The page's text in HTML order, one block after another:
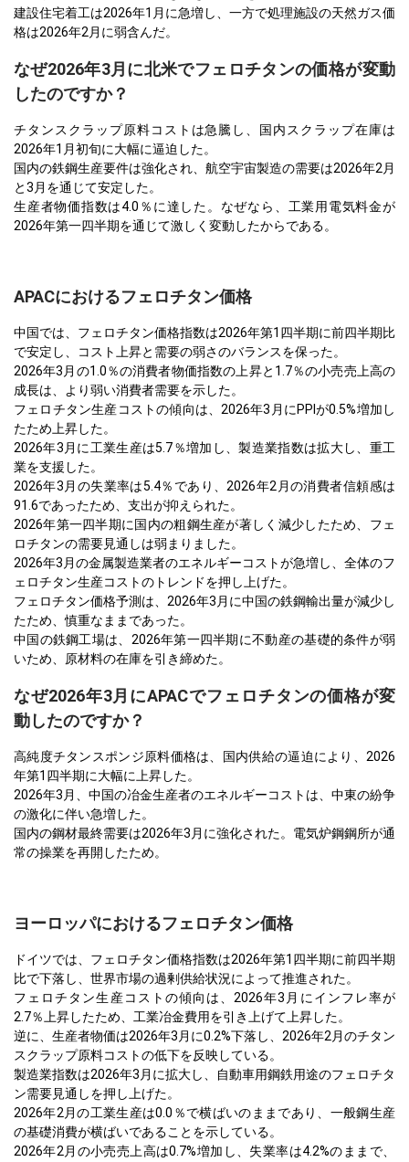
建設住宅着工は2026年1月に急増し、一方で処理施設の天然ガス価
格は2026年2月に弱含んだ。
なぜ2026年3月に北米でフェロチタンの価格が変動
したのですか？
チタンスクラップ原料コストは急騰し、国内スクラップ在庫は
2026年1月初旬に大幅に逼迫した。
国内の鉄鋼生産要件は強化され、航空宇宙製造の需要は2026年2月
と3月を通じて安定した。
生産者物価指数は4.0％に達した。なぜなら、工業用電気料金が
2026年第一四半期を通じて激しく変動したからである。
APACにおけるフェロチタン価格
中国では、フェロチタン価格指数は2026年第1四半期に前四半期比
で安定し、コスト上昇と需要の弱さのバランスを保った。
2026年3月の1.0％の消費者物価指数の上昇と1.7％の小売売上高の
成長は、より弱い消費者需要を示した。
フェロチタン生産コストの傾向は、2026年3月にPPIが0.5%増加し
たため上昇した。
2026年3月に工業生産は5.7％増加し、製造業指数は拡大し、重工
業を支援した。
2026年3月の失業率は5.4％であり、2026年2月の消費者信頼感は
91.6であったため、支出が抑えられた。
2026年第一四半期に国内の粗鋼生産が著しく減少したため、フェ
ロチタンの需要見通しは弱まりました。
2026年3月の金属製造業者のエネルギーコストが急増し、全体のフ
ェロチタン生産コストのトレンドを押し上げた。
フェロチタン価格予測は、2026年3月に中国の鉄鋼輸出量が減少し
たため、慎重なままであった。
中国の鉄鋼工場は、2026年第一四半期に不動産の基礎的条件が弱
いため、原材料の在庫を引き締めた。
なぜ2026年3月にAPACでフェロチタンの価格が変
動したのですか？
高純度チタンスポンジ原料価格は、国内供給の逼迫により、2026
年第1四半期に大幅に上昇した。
2026年3月、中国の冶金生産者のエネルギーコストは、中東の紛争
の激化に伴い急増した。
国内の鋼材最終需要は2026年3月に強化された。電気炉鋼鋼所が通
常の操業を再開したため。
ヨーロッパにおけるフェロチタン価格
ドイツでは、フェロチタン価格指数は2026年第1四半期に前四半期
比で下落し、世界市場の過剰供給状況によって推進された。
フェロチタン生産コストの傾向は、2026年3月にインフレ率が
2.7％上昇したため、工業冶金費用を引き上げて上昇した。
逆に、生産者物価は2026年3月に0.2%下落し、2026年2月のチタン
スクラップ原料コストの低下を反映している。
製造業指数は2026年3月に拡大し、自動車用鋼鉄用途のフェロチタ
ン需要見通しを押し上げた。
2026年2月の工業生産は0.0％で横ばいのままであり、一般鋼生産
の基礎消費が横ばいであることを示している。
2026年2月の小売売上高は0.7%増加し、失業率は4.2%のままで、